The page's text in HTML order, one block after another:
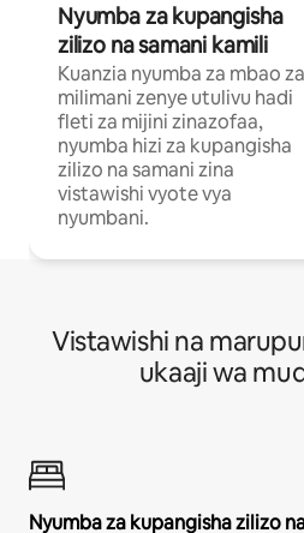
Nyumba za kupangisha
zilizo na samani kamili
Kuanzia nyumba za mbao za
milimani zenye utulivu hadi
fleti za mijini zinazofaa,
nyumba hizi za kupangisha
zilizo na samani zina
vistawishi vyote vya
nyumbani.
Vistawishi na
ukaaji wa
Nyumba za kupangisha zilizo